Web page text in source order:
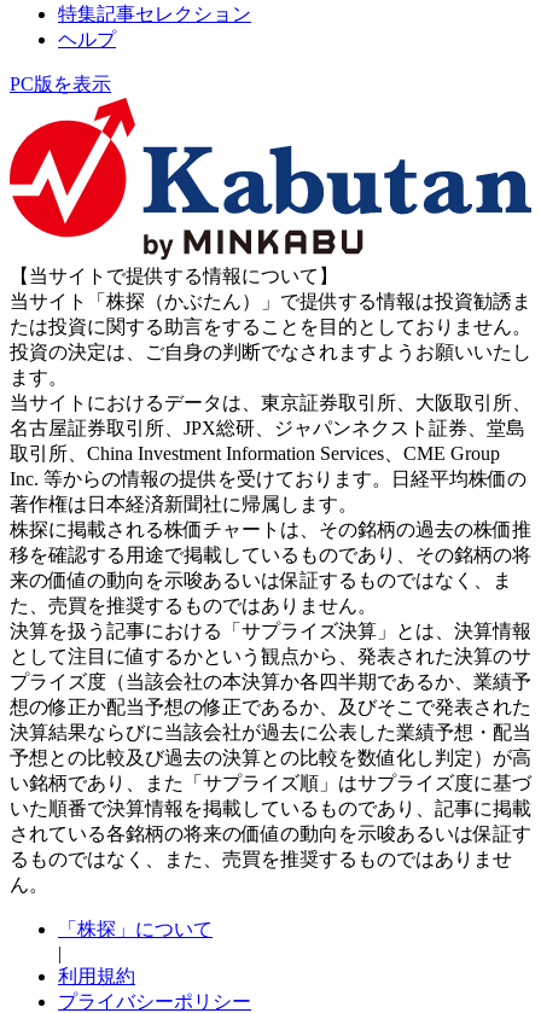
特集記事セレクション
ヘルプ
PC版を表示
【当サイトで提供する情報について】
当サイト「株探（かぶたん）」で提供する情報は投資勧誘ま
たは投資に関する助言をすることを目的としておりません。
投資の決定は、ご自身の判断でなされますようお願いいたし
ます。
当サイトにおけるデータは、東京証券取引所、大阪取引所、
名古屋証券取引所、JPX総研、ジャパンネクスト証券、堂島
取引所、China Investment Information Services、CME Group
Inc. 等からの情報の提供を受けております。日経平均株価の
著作権は日本経済新聞社に帰属します。
株探に掲載される株価チャートは、その銘柄の過去の株価推
移を確認する用途で掲載しているものであり、その銘柄の将
来の価値の動向を示唆あるいは保証するものではなく、ま
た、売買を推奨するものではありません。
決算を扱う記事における「サプライズ決算」とは、決算情報
として注目に値するかという観点から、発表された決算のサ
プライズ度（当該会社の本決算か各四半期であるか、業績予
想の修正か配当予想の修正であるか、及びそこで発表された
決算結果ならびに当該会社が過去に公表した業績予想・配当
予想との比較及び過去の決算との比較を数値化し判定）が高
い銘柄であり、また「サプライズ順」はサプライズ度に基づ
いた順番で決算情報を掲載しているものであり、記事に掲載
されている各銘柄の将来の価値の動向を示唆あるいは保証す
るものではなく、また、売買を推奨するものではありませ
ん。
「株探」について
|
利用規約
プライバシーポリシー